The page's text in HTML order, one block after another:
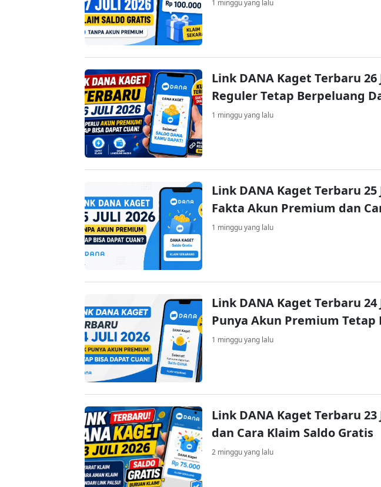
1 minggu yang lalu
Link DANA Kaget Terbaru 26
Reguler Tetap Berpeluang
1 minggu yang lalu
Link DANA Kaget Terbaru 25
Fakta Akun Premium dan
1 minggu yang lalu
Link DANA Kaget Terbaru 24
Punya Akun Premium Tetap
1 minggu yang lalu
Link DANA Kaget Terbaru 23
dan Cara Klaim Saldo Gratis
2 minggu yang lalu